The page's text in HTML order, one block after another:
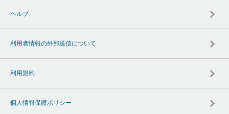
ヘルプ
利用者情報の外部送信について
利用規約
個人情報保護ポリシー